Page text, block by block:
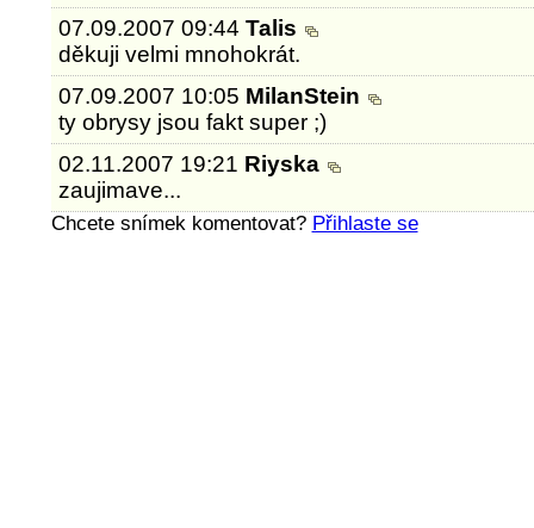
07.09.2007 09:44Talis
děkuji velmi mnohokrát.
07.09.2007 10:05 MilanStein
ty obrysy jsou fakt super ;)
02.11.2007 19:21 Riyska
zaujimave...
Chcete snímek komentovat? Přihlaste se